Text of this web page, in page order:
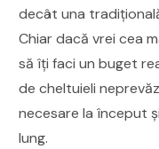
decât una
Chiar dacă vrei cea
să îți faci un buget
de cheltuieli
necesare la început
lung.